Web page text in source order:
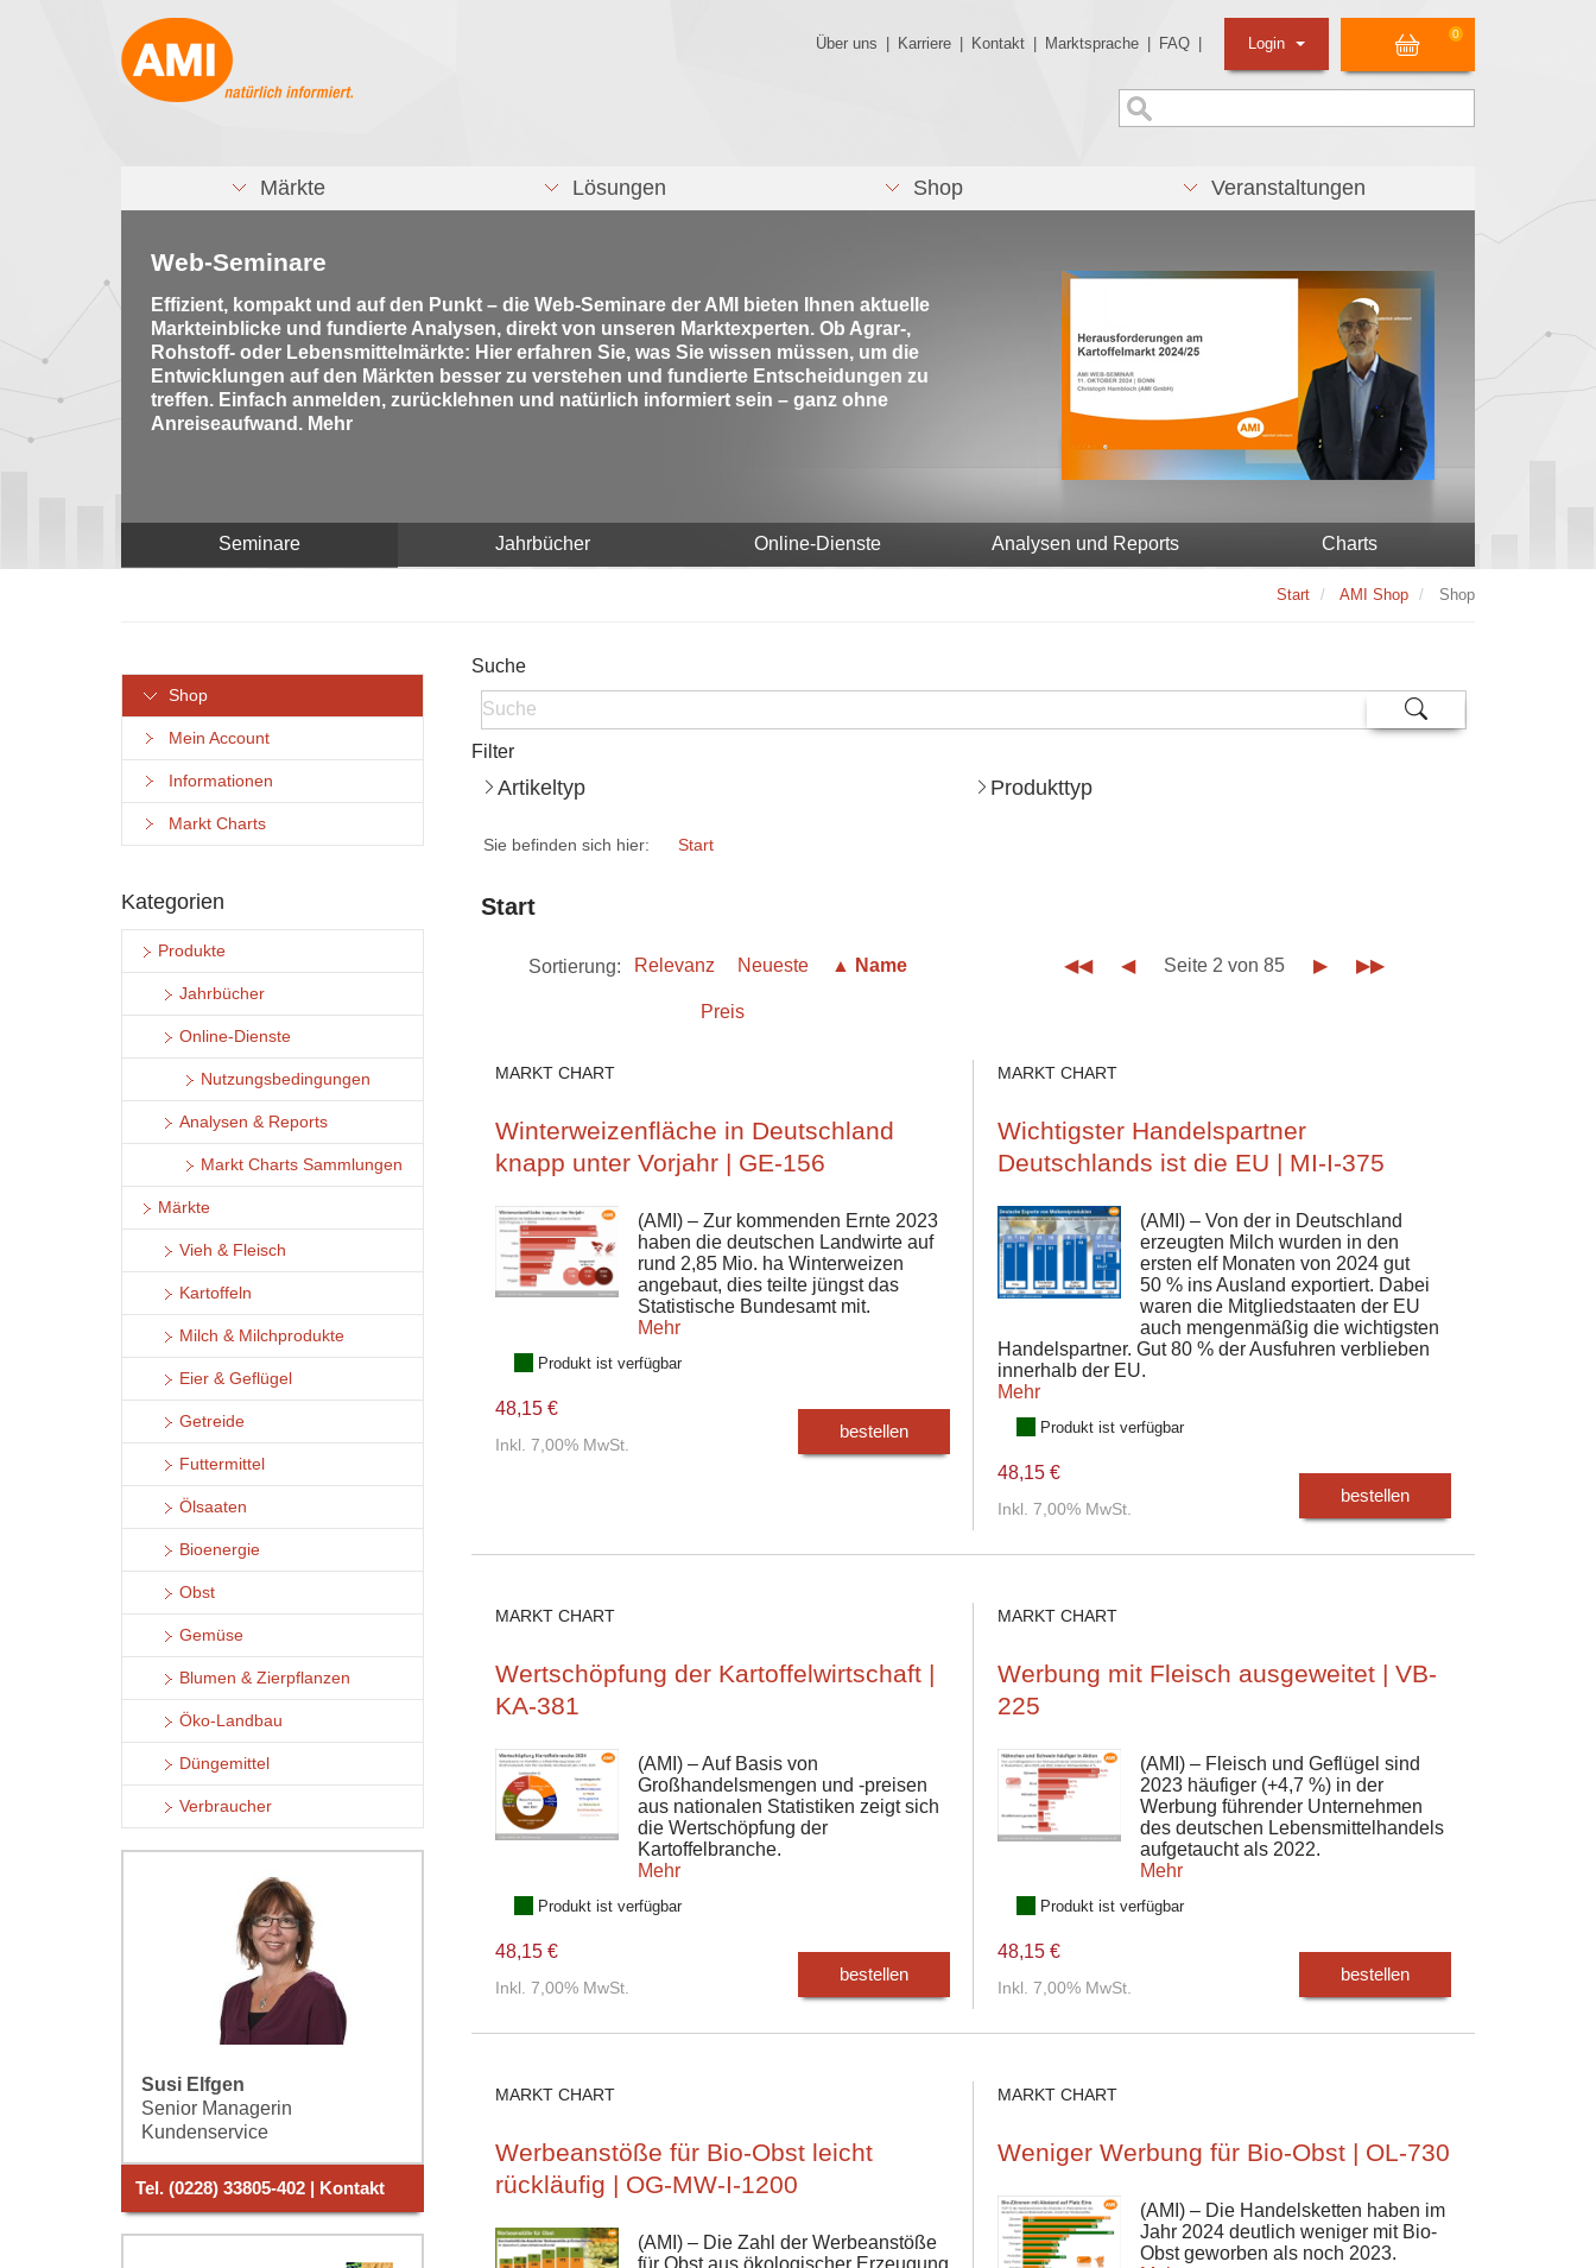
Über uns Karriere Kontakt Marktsprache FAQ
0
Login
Märkte Lösungen Shop Veranstaltungen
Web-Seminare
Effizient, kompakt und auf den Punkt – die Web-Seminare der AMI bieten Ihnen aktuelle
Markteinblicke und fundierte Analysen, direkt von unseren Marktexperten. Ob Agrar-,
Rohstoff- oder Lebensmittelmärkte: Hier erfahren Sie, was Sie wissen müssen, um die
Entwicklungen auf den Märkten besser zu verstehen und fundierte Entscheidungen zu
treffen. Einfach anmelden, zurücklehnen und natürlich informiert sein – ganz ohne
Anreiseaufwand. Mehr
Seminare Jahrbücher Online-Dienste Analysen und Reports Charts
Start AMI Shop Shop
Shop
Mein Account
Informationen
Markt Charts
Kategorien
Produkte
Jahrbücher
Online-Dienste
Nutzungsbedingungen
Analysen & Reports
Markt Charts Sammlungen
Märkte
Vieh & Fleisch
Kartoffeln
Milch & Milchprodukte
Eier & Geflügel
Getreide
Futtermittel
Ölsaaten
Bioenergie
Obst
Gemüse
Blumen & Zierpflanzen
Öko-Landbau
Düngemittel
Verbraucher
Susi Elfgen
Senior Managerin
Kundenservice
Tel. (0228) 33805-402 | Kontakt
Suche
Filter
Artikeltyp Produkttyp
Sie befinden sich hier: Start
Start
Sortierung: Relevanz Neueste ▲ Name
Preis
◀◀ ◀ Seite 2 von 85 ▶ ▶▶
MARKT CHART
Winterweizenfläche in Deutschland
knapp unter Vorjahr | GE-156
(AMI) – Zur kommenden Ernte 2023
haben die deutschen Landwirte auf
rund 2,85 Mio. ha Winterweizen
angebaut, dies teilte jüngst das
Statistische Bundesamt mit.
Mehr
Produkt ist verfügbar
48,15 €
Inkl. 7,00% MwSt.
bestellen
MARKT CHART
Wichtigster Handelspartner
Deutschlands ist die EU | MI-I-375
(AMI) – Von der in Deutschland
erzeugten Milch wurden in den
ersten elf Monaten von 2024 gut
50 % ins Ausland exportiert. Dabei
waren die Mitgliedstaaten der EU
auch mengenmäßig die wichtigsten
Handelspartner. Gut 80 % der Ausfuhren verblieben
innerhalb der EU.
Mehr
Produkt ist verfügbar
48,15 €
Inkl. 7,00% MwSt.
bestellen
MARKT CHART
Wertschöpfung der Kartoffelwirtschaft |
KA-381
(AMI) – Auf Basis von
Großhandelsmengen und -preisen
aus nationalen Statistiken zeigt sich
die Wertschöpfung der
Kartoffelbranche.
Mehr
Produkt ist verfügbar
48,15 €
Inkl. 7,00% MwSt.
bestellen
MARKT CHART
Werbung mit Fleisch ausgeweitet | VB-
225
(AMI) – Fleisch und Geflügel sind
2023 häufiger (+4,7 %) in der
Werbung führender Unternehmen
des deutschen Lebensmittelhandels
aufgetaucht als 2022.
Mehr
Produkt ist verfügbar
48,15 €
Inkl. 7,00% MwSt.
bestellen
MARKT CHART
Werbeanstöße für Bio-Obst leicht
rückläufig | OG-MW-I-1200
(AMI) – Die Zahl der Werbeanstöße
für Obst aus ökologischer Erzeugung
MARKT CHART
Weniger Werbung für Bio-Obst | OL-730
(AMI) – Die Handelsketten haben im
Jahr 2024 deutlich weniger mit Bio-
Obst geworben als noch 2023.